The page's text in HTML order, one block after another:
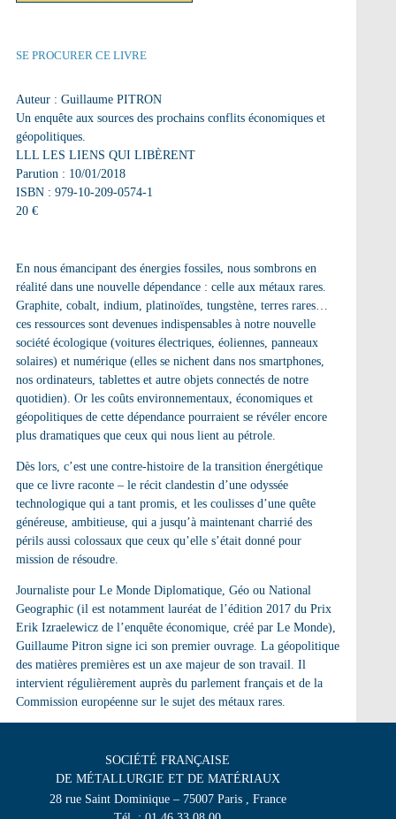
SE PROCURER CE LIVRE
Auteur : Guillaume PITRON
Un enquête aux sources des prochains conflits économiques et
géopolitiques.
LLL LES LIENS QUI LIBÈRENT
Parution : 10/01/2018
ISBN : 979-10-209-0574-1
20 €
En nous émancipant des énergies fossiles, nous sombrons en
réalité dans une nouvelle dépendance : celle aux métaux rares.
Graphite, cobalt, indium, platinoïdes, tungstène, terres rares…
ces ressources sont devenues indispensables à notre nouvelle
société écologique (voitures électriques, éoliennes, panneaux
solaires) et numérique (elles se nichent dans nos smartphones,
nos ordinateurs, tablettes et autre objets connectés de notre
quotidien). Or les coûts environnementaux, économiques et
géopolitiques de cette dépendance pourraient se révéler encore
plus dramatiques que ceux qui nous lient au pétrole.
Dès lors, c’est une contre-histoire de la transition énergétique
que ce livre raconte – le récit clandestin d’une odyssée
technologique qui a tant promis, et les coulisses d’une quête
généreuse, ambitieuse, qui a jusqu’à maintenant charrié des
périls aussi colossaux que ceux qu’elle s’était donné pour
mission de résoudre.
Journaliste pour Le Monde Diplomatique, Géo ou National
Geographic (il est notamment lauréat de l’édition 2017 du Prix
Erik Izraelewicz de l’enquête économique, créé par Le Monde),
Guillaume Pitron signe ici son premier ouvrage. La géopolitique
des matières premières est un axe majeur de son travail. Il
intervient régulièrement auprès du parlement français et de la
Commission européenne sur le sujet des métaux rares.
SOCIÉTÉ FRANÇAISE
DE MÉTALLURGIE ET DE MATÉRIAUX
28 rue Saint Dominique – 75007 Paris , France